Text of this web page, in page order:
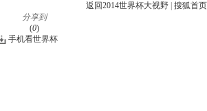
返回2014世界杯大视野 搜狐首页
分享到
(0)
手机看世界杯